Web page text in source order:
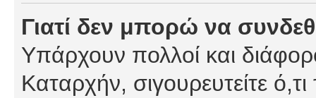
Γιατί δεν μπορώ να
Υπάρχουν πολλοί και
Καταρχήν, σιγουρευτείτε